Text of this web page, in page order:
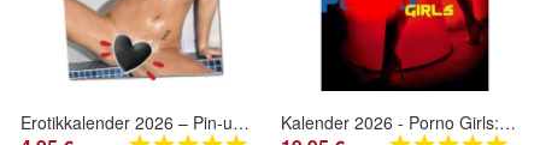
Erotikkalender 2026 – Pin-up Hot Girls Kalender - Frauen mit freizügigen Aktmotiven Kalender 2026 - Porno Girls: Grenzenlose Lust in exklusiven Motiven (Erotikkalende